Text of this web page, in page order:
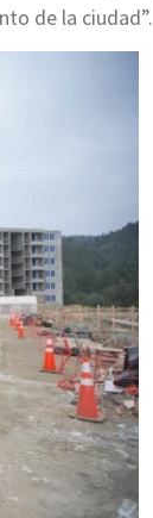
de la ciudad”.